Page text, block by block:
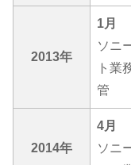
2013年
1月
ソニ
ト業
管
2014年
4月
ソニ